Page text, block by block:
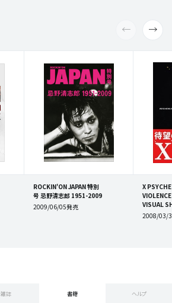
ROCKIN'ON JAPAN 特別
号 忌野清志郎 1951-2009
2009/06/05発売
X
VISUAL
2008/03/
雑誌 書籍 ヘルプ